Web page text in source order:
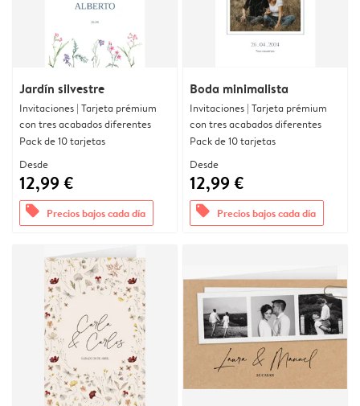
Jardín silvestre
Invitaciones | Tarjeta prémium
con tres acabados diferentes
Pack de 10 tarjetas
Desde
12,99 €
offers Precios bajos cada día
Boda minimalista
Invitaciones | Tarjeta prémium
con tres acabados diferentes
Pack de 10 tarjetas
Desde
12,99 €
offers Precios bajos cada día